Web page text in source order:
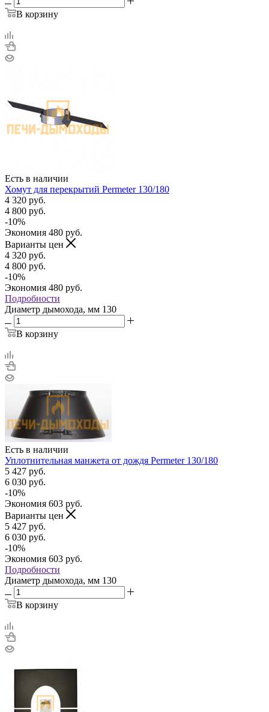
В корзину
Есть в наличии
Хомут для перекрытий Permeter 130/180
4 320 руб.
4 800 руб.
-10%
Экономия 480 руб.
Варианты цен
4 320 руб.
4 800 руб.
-10%
Экономия 480 руб.
Подробности
Диаметр дымохода, мм 130
В корзину
Есть в наличии
Уплотнительная манжета от дождя Permeter 130/180
5 427 руб.
6 030 руб.
-10%
Экономия 603 руб.
Варианты цен
5 427 руб.
6 030 руб.
-10%
Экономия 603 руб.
Подробности
Диаметр дымохода, мм 130
В корзину